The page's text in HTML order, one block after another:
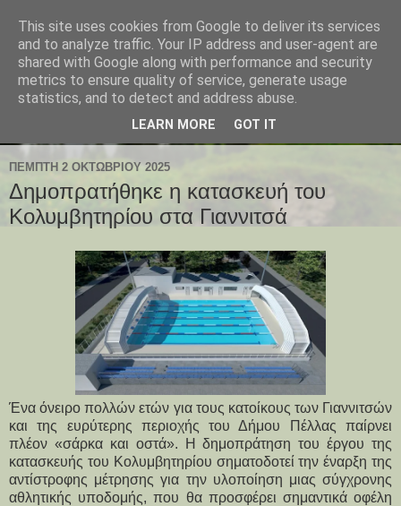
ΠΈΜΠΤΗ 2 ΟΚΤΩΒΡΊΟΥ 2025
Δημοπρατήθηκε η κατασκευή του
Κολυμβητηρίου στα Γιαννιτσά
Ένα όνειρο πολλών ετών για τους κατοίκους των Γιαννιτσών
και της ευρύτερης περιοχής του Δήμου Πέλλας παίρνει
πλέον «σάρκα και οστά». Η δημοπράτηση του έργου της
κατασκευής του Κολυμβητηρίου σηματοδοτεί την έναρξη της
αντίστροφης μέτρησης για την υλοποίηση μιας σύγχρονης
αθλητικής υποδομής, που θα προσφέρει σημαντικά οφέλη
This site uses cookies from Google to deliver its services
and to analyze traffic. Your IP address and user-agent are
shared with Google along with performance and security
metrics to ensure quality of service, generate usage
statistics, and to detect and address abuse.
LEARN MORE GOT IT